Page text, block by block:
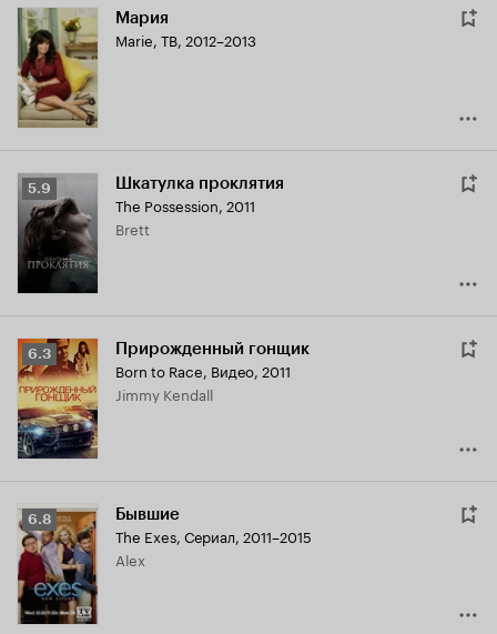
Мария
Marie, ТВ, 2012–2013
Рейтинг
Кинопоиска
5.9
5.9 Шкатулка проклятия
The Possession, 2011
Brett
Рейтинг
Кинопоиска
6.3
6.3 Прирожденный гонщик
Born to Race, Видео, 2011
Jimmy Kendall
Рейтинг
Кинопоиска
6.8
6.8 Бывшие
The Exes, Сериал, 2011–2015
Alex